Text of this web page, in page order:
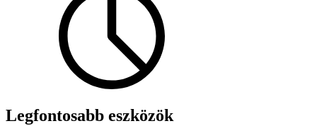
Legfontosabb eszközök